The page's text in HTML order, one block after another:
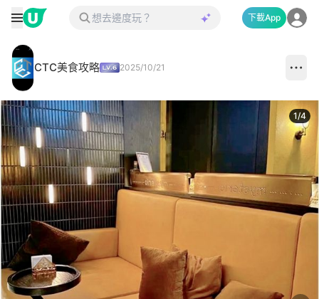
下載App
CTC美食攻略 2025/10/21
1/4